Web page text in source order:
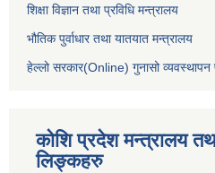
शिक्षा विज्ञान तथा प्रविधि मन्त्रालय
भौतिक पुर्वाधार तथा यातयात मन्त्रालय
हेल्लो सरकार(Online) गुनासो व्यवस्थापन
कोशि प्रदेश मन्त्रालय
लिङ्कहरु